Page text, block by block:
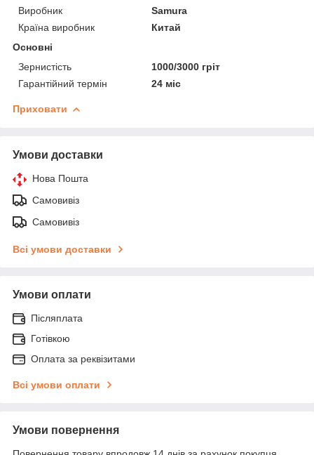
Виробник
Samura
Країна виробник
Китай
Основні
Зернистість
1000/3000 гріт
Гарантійний термін
24 міс
Приховати
Умови доставки
Нова Пошта
Самовивіз
Самовивіз
Всі умови доставки
Умови оплати
Післяплата
Готівкою
Оплата за реквізитами
Всі умови оплати
Умови повернення